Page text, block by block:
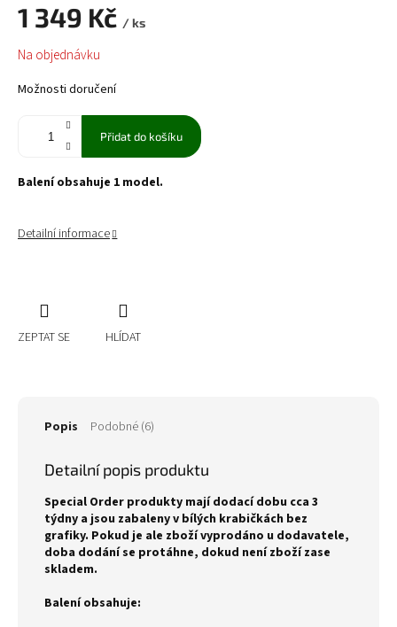
1 349 Kč / ks
Měrná
cena:
Na objednávku
Možnosti doručení
Přidat do košíku
Balení obsahuje 1 model.
Detailní informace
ZEPTAT SE HLÍDAT
Popis Podobné (6)
Detailní popis produktu
Special Order produkty mají dodací dobu cca 3
týdny a jsou zabaleny v bílých krabičkách bez
grafiky. Pokud je ale zboží vyprodáno u dodavatele,
doba dodání se protáhne, dokud není zboží zase
skladem.
Balení obsahuje: